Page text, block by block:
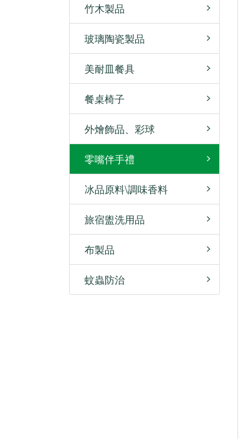
竹木製品
玻璃陶瓷製品
美耐皿餐具
餐桌椅子
外燴飾品、彩球
零嘴伴手禮
冰品原料\調味香料
旅宿盥洗用品
布製品
蚊蟲防治